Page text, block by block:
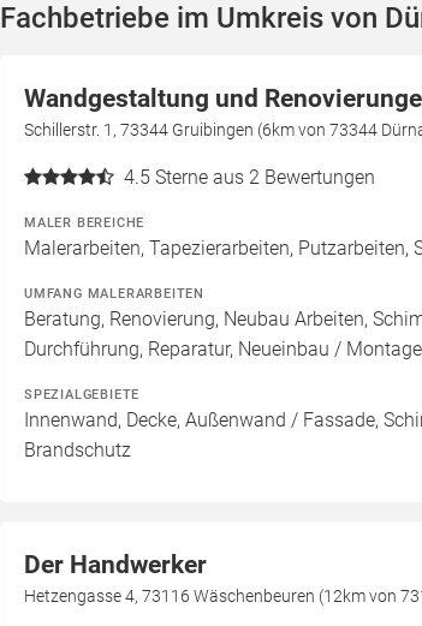
Fachbetriebe im Umkreis von
Wandgestaltung und
Schillerstr. 1, 73344 Gruibingen (6km von 73344
4.5 Sterne aus 2 Bewertungen
MALER BEREICHE
Malerarbeiten, Tapezierarbeiten, Putzarbeiten,
UMFANG MALERARBEITEN
Beratung, Renovierung, Neubau Arbeiten,
Durchführung, Reparatur, Neueinbau /
SPEZIALGEBIETE
Innenwand, Decke, Außenwand / Fassade,
Brandschutz
Der Handwerker
Hetzengasse 4, 73116 Wäschenbeuren (12km von